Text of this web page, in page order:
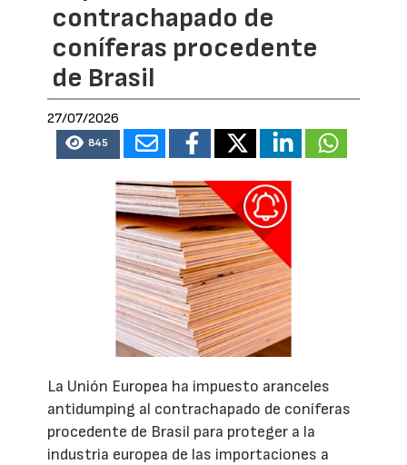
contrachapado de
coníferas procedente
de Brasil
27/07/2026
845
La Unión Europea ha impuesto aranceles
antidumping al contrachapado de coníferas
procedente de Brasil para proteger a la
industria europea de las importaciones a